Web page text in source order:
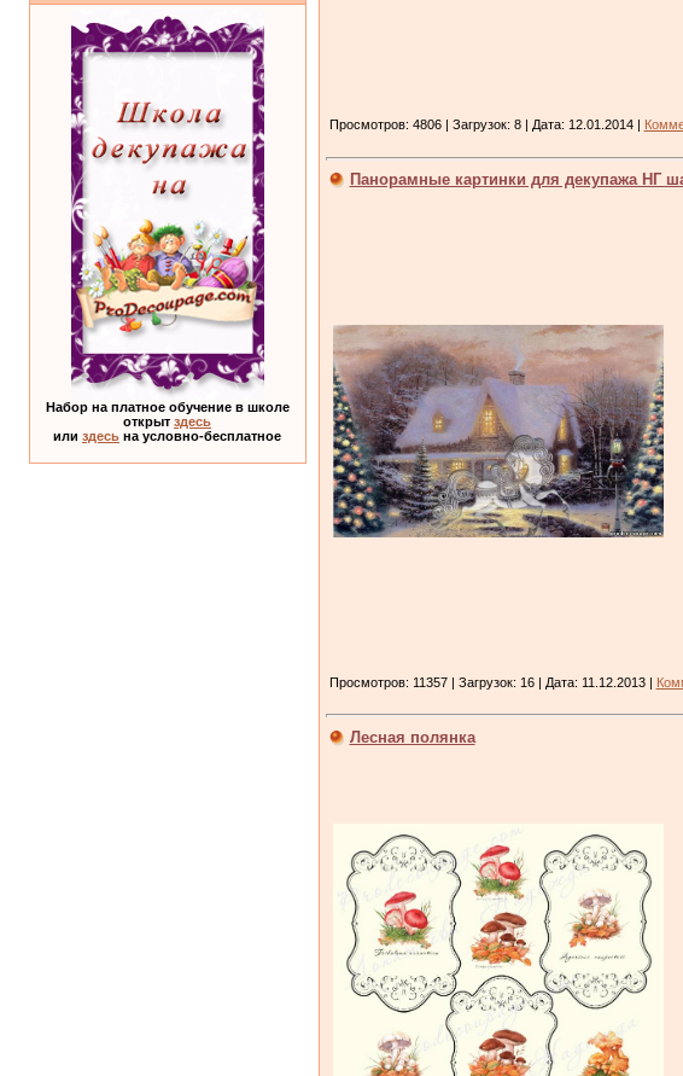
Набор на платное обучение в школе
открыт здесь
или здесь на условно-бесплатное
Просмотров: 4806 | Загрузок: 8 | Дата: 12.01.2014|
Панорамные картинки для декупажа НГ
Просмотров: 11357 | Загрузок: 16 | Дата: 11.12.2013|
Лесная полянка